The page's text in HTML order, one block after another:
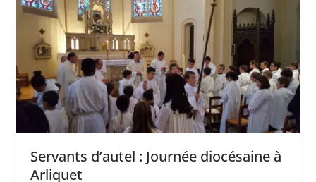
Servants d’autel : Journée diocésaine à
Arliquet